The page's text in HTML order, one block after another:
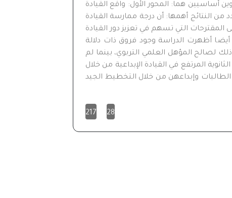
أساسيين هما: المحور الأول: واقع القيادة
من النتائج أهمها: أن درجة ممارسة القيادة
المقترحات التي تسهم في تعزيز دور القيادة
أيضا أظهرت الدراسة وجود فروق ذات دلالة
لصالح المؤهل العلمي التربوي، بينما لم
المرتفع في القيادة الإبداعية من خلال
وإبداعهن من خلال التخطيط الجيد
28
217